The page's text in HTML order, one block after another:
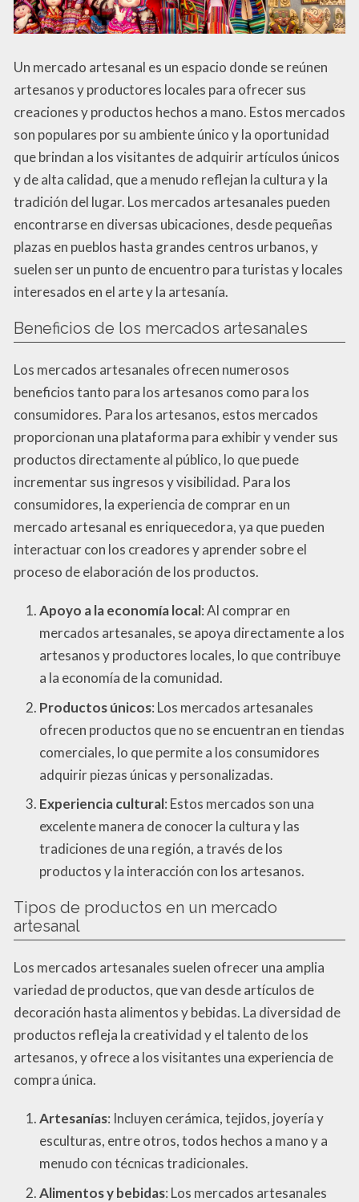
Un mercado artesanal es un espacio donde se reúnen
artesanos y productores locales para ofrecer sus
creaciones y productos hechos a mano. Estos mercados
son populares por su ambiente único y la oportunidad
que brindan a los visitantes de adquirir artículos únicos
y de alta calidad, que a menudo reflejan la cultura y la
tradición del lugar. Los mercados artesanales pueden
encontrarse en diversas ubicaciones, desde pequeñas
plazas en pueblos hasta grandes centros urbanos, y
suelen ser un punto de encuentro para turistas y locales
interesados en el arte y la artesanía.
Beneficios de los mercados artesanales
Los mercados artesanales ofrecen numerosos
beneficios tanto para los artesanos como para los
consumidores. Para los artesanos, estos mercados
proporcionan una plataforma para exhibir y vender sus
productos directamente al público, lo que puede
incrementar sus ingresos y visibilidad. Para los
consumidores, la experiencia de comprar en un
mercado artesanal es enriquecedora, ya que pueden
interactuar con los creadores y aprender sobre el
proceso de elaboración de los productos.
Apoyo a la economía local: Al comprar en
mercados artesanales, se apoya directamente a los
artesanos y productores locales, lo que contribuye
a la economía de la comunidad.
Productos únicos: Los mercados artesanales
ofrecen productos que no se encuentran en tiendas
comerciales, lo que permite a los consumidores
adquirir piezas únicas y personalizadas.
Experiencia cultural: Estos mercados son una
excelente manera de conocer la cultura y las
tradiciones de una región, a través de los
productos y la interacción con los artesanos.
Tipos de productos en un mercado
artesanal
Los mercados artesanales suelen ofrecer una amplia
variedad de productos, que van desde artículos de
decoración hasta alimentos y bebidas. La diversidad de
productos refleja la creatividad y el talento de los
artesanos, y ofrece a los visitantes una experiencia de
compra única.
Artesanías: Incluyen cerámica, tejidos, joyería y
esculturas, entre otros, todos hechos a mano y a
menudo con técnicas tradicionales.
Alimentos y bebidas: Los mercados artesanales